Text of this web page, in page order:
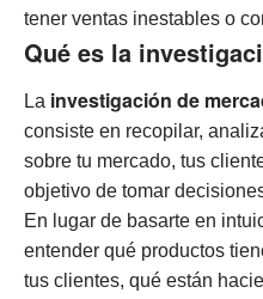
tener ventas inestables o
Qué es la
La investigación de
consiste en recopilar,
sobre tu mercado, tus
objetivo de tomar
En lugar de basarte en
entender qué productos
tus clientes, qué están